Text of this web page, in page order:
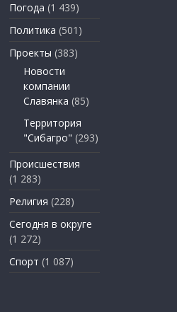
Погода (1 439)
Политика (501)
Проекты (383)
Новости
компании
Славянка (85)
Территория
"Сибагро" (293)
Происшествия
(1 283)
Религия (228)
Сегодня в округе
(1 272)
Спорт (1 087)